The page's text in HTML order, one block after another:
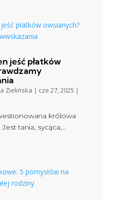
jeść płatków
Zielińska | cze 27, 2025 |
królowa
tania, sycąca,...